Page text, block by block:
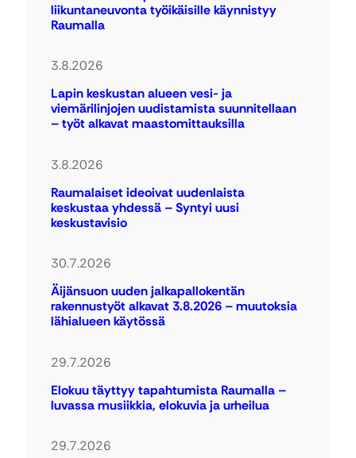
liikuntaneuvonta työikäisille käynnistyy
Raumalla
3.8.2026
Lapin keskustan alueen vesi- ja
viemärilinjojen uudistamista suunnitellaan
– työt alkavat maastomittauksilla
3.8.2026
Raumalaiset ideoivat uudenlaista
keskustaa yhdessä – Syntyi uusi
keskustavisio
30.7.2026
Äijänsuon uuden jalkapallokentän
rakennustyöt alkavat 3.8.2026 – muutoksia
lähialueen käytössä
29.7.2026
Elokuu täyttyy tapahtumista Raumalla –
luvassa musiikkia, elokuvia ja urheilua
29.7.2026